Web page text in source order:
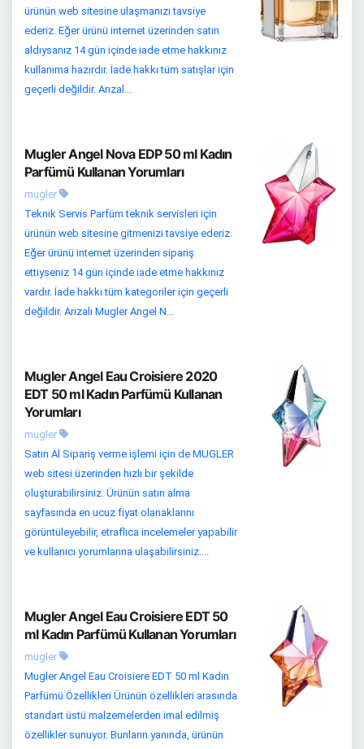
ürünün web sitesine ulaşmanızı tavsiye
ederiz. Eğer ürünü internet üzerinden satın
aldıysanız 14 gün içinde iade etme hakkınız
kullanıma hazırdır. İade hakkı tüm satışlar için
geçerli değildir. Arızal...
Mugler Angel Nova EDP 50 ml Kadın
Parfümü Kullanan Yorumları
mugler
Teknik Servis Parfüm teknik servisleri için
ürünün web sitesine gitmenizi tavsiye ederiz.
Eğer ürünü internet üzerinden sipariş
ettiyseniz 14 gün içinde iade etme hakkınız
vardır. İade hakkı tüm kategoriler için geçerli
değildir. Arızalı Mugler Angel N...
Mugler Angel Eau Croisiere 2020
EDT 50 ml Kadın Parfümü Kullanan
Yorumları
mugler
Satın Al Sipariş verme işlemi için de MUGLER
web sitesi üzerinden hızlı bir şekilde
oluşturabilirsiniz. Ürünün satın alma
sayfasında en ucuz fiyat olanaklarını
görüntüleyebilir, etraflıca incelemeler yapabilir
ve kullanıcı yorumlarına ulaşabilirsiniz....
Mugler Angel Eau Croisiere EDT 50
ml Kadın Parfümü Kullanan Yorumları
mugler
Mugler Angel Eau Croisiere EDT 50 ml Kadın
Parfümü Özellikleri Ürünün özellikleri arasında
standart üstü malzemelerden imal edilmiş
özellikler sunuyor. Bunların yanında, ürünün